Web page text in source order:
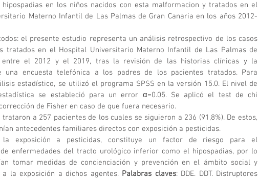
en los niños nacidos con esta malformacion y tratados en el
Materno Infantil de Las Palmas de Gran Canaria en los años 2012-
el presente estudio representa un análisis retrospectivo de los casos
tratados en el Hospital Universitario Materno Infantil de Las Palmas de
entre el 2012 y el 2019, tras la revisión de las historias clínicas y la
una encuesta telefónica a los padres de los pacientes tratados. Para
estadístico, se utilizó el programa SPSS en la versión 15.0. El nivel de
se estableció para un error α=0.05. Se aplicó el test de chi
de Fisher en caso de que fuera necesario.
trataron a 257 pacientes de los cuales se siguieron a 236 (91,8%). De estos,
antecedentes familiares directos con exposición a pesticidas.
la exposición a pesticidas, constituye un factor de riesgo para el
enfermedades del tracto urológico inferior como el hipospadias, por lo
tomar medidas de concienciación y prevención en el ámbito social y
la exposición a dichos agentes. Palabras claves: DDE. DDT. Distruptores